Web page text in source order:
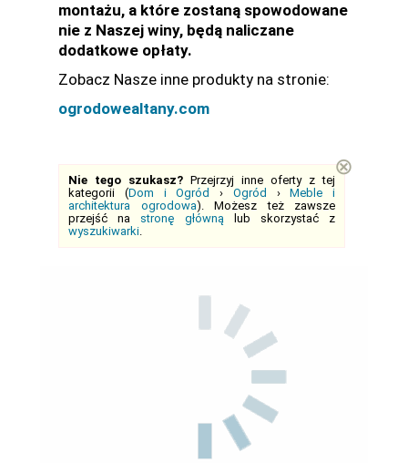
montażu, a które zostaną spowodowane
nie z Naszej winy, będą naliczane
dodatkowe opłaty.
Zobacz Nasze inne produkty na stronie:
ogrodowealtany.com
Nie tego szukasz? Przejrzyj inne oferty z tej
kategorii (Dom i Ogród › Ogród ›Meble i
architektura ogrodowa). Możesz też zawsze
przejść na stronę głównąlub skorzystać z
wyszukiwarki.
⊗